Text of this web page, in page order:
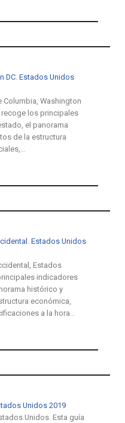
DC. Estados Unidos
Washington
recoge los principales
el panorama
de la estructura
Estados Unidos
Estados
indicadores
histórico y
económica,
a la hora…
Unidos 2019
Unidos. Esta guía